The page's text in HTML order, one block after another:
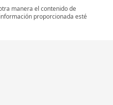
manera el contenido de
proporcionada esté